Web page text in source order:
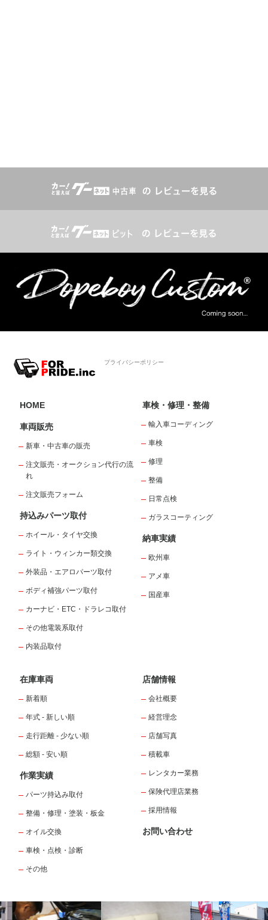
プライバシーポリシー
HOME
車両販売
新車・中古車の販売
注文販売・オークション代行の流
れ
注文販売フォーム
持込みパーツ取付
ホイール・タイヤ交換
ライト・ウィンカー類交換
外装品・エアロパーツ取付
ボディ補強パーツ取付
カーナビ・ETC・ドラレコ取付
その他電装系取付
内装品取付
車検・修理・整備
輸入車コーディング
車検
修理
整備
日常点検
ガラスコーティング
納車実績
欧州車
アメ車
国産車
在庫車両
新着順
年式 - 新しい順
走行距離 - 少ない順
総額 - 安い順
作業実績
パーツ持込み取付
整備・修理・塗装・板金
オイル交換
車検・点検・診断
その他
店舗情報
会社概要
経営理念
店舗写真
積載車
レンタカー業務
保険代理店業務
採用情報
お問い合わせ